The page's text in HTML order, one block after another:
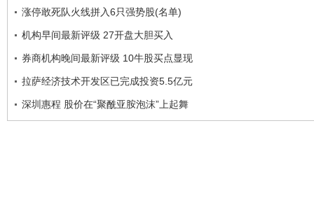
涨停敢死队火线拼入6只强势股(名单)
机构早间最新评级 27开盘大胆买入
券商机构晚间最新评级 10牛股买点显现
拉萨经济技术开发区已完成投资5.5亿元
深圳惠程 股价在“聚酰亚胺泡沫”上起舞